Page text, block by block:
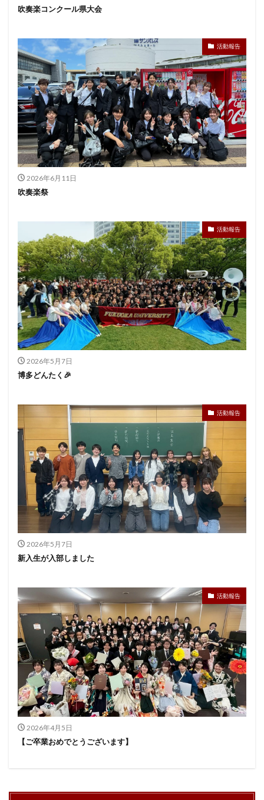
吹奏楽コンクール県大会
活動報告
2026年6月11日
吹奏楽祭
活動報告
2026年5月7日
博多どんたく🎉
活動報告
2026年5月7日
新入生が入部しました
活動報告
2026年4月5日
【ご卒業おめでとうございます】